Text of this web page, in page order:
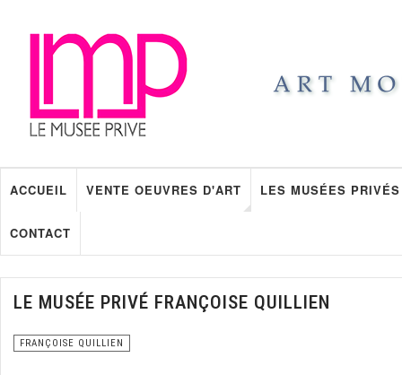
ACCUEIL VENTE OEUVRES D'ART LES MUSÉES PRIVÉS
CONTACT
LE MUSÉE PRIVÉ FRANÇOISE QUILLIEN
FRANÇOISE QUILLIEN